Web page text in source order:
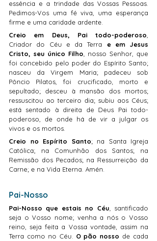
essência e a trindade das Vossas Pessoas.
Pedimos-Vos uma fé viva, uma esperança
firme e uma caridade ardente.
Creio em Deus, Pai todo-poderoso,
Criador do Céu e da Terra e em Jesus
Cristo, seu único Filho, nosso Senhor, que
foi concebido pelo poder do Espírito Santo;
nasceu da Virgem Maria; padeceu sob
Pôncio Pilatos, foi crucificado, morto e
sepultado; desceu à mansão dos mortos;
ressuscitou ao terceiro dia; subiu aos Céus;
está sentado à direita de Deus Pai todo-
poderoso, de onde há de vir a julgar os
vivos e os mortos.
Creio no Espírito Santo; na Santa Igreja
Católica; na Comunhão dos Santos; na
Remissão dos Pecados; na Ressurreição da
Carne; e na Vida Eterna. Amén.
Pai-Nosso
Pai-Nosso que estais no Céu, santificado
seja o Vosso nome; venha a nós o Vosso
reino, seja feita a Vossa vontade, assim na
Terra como no Céu. O pão nosso de cada